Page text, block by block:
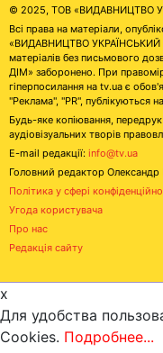
© 2025, ТОВ «ВИДАВНИЦТВО
Всі права на матеріали,
«ВИДАВНИЦТВО УКРАЇНСЬКИЙ
матеріалів без письмового
ДІМ» заборонено. При
гіперпосилання на tv.ua є
"Реклама", "PR", публікуються
Будь-яке копіювання,
аудіовізуальних творів
E-mail редакції: info@tv.ua
Головний редактор Олександр
Політика у сфері
Угода користувача
Про нас
Редакція сайту
x
Для удобства
Cookies. Подробнее...